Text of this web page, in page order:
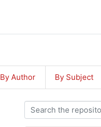
By Author By Subject